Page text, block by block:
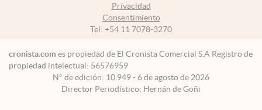
Privacidad
Consentimiento
Tel: +54 11 7078-3270
cronista.com es propiedad de El Cronista Comercial S.A Registro de
propiedad intelectual: 56576959
N° de edición: 10.949 - 6 de agosto de 2026
Director Periodístico: Hernán de Goñi